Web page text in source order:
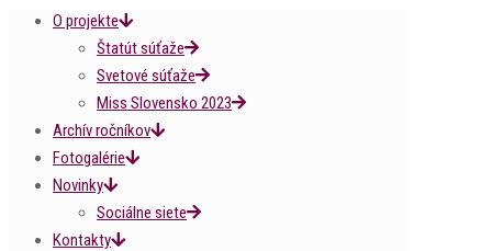
O projekte
Štatút súťaže
Svetové súťaže
Miss Slovensko 2023
Archív ročníkov
Fotogalérie
Novinky
Sociálne siete
Kontakty